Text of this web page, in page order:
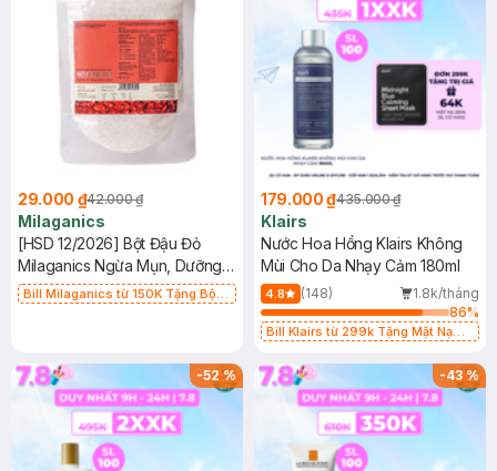
29.000 ₫42.000 ₫
Milaganics
[HSD 12/2026] Bột Đậu Đỏ
Milaganics Ngừa Mụn, Dưỡng
Sáng Da 100g (Túi)
Bill Milaganics từ 150K Tặng Bột
179.000 ₫435.000 ₫
Klairs
Nước Hoa Hồng Klairs Không
Mùi Cho Da Nhạy Cảm 180ml
4.8 (148)
1.8k/tháng
86%
Bill Klairs từ 299k Tặng Mặt Nạ
25ml (SL Có Hạn)
-52% -43%